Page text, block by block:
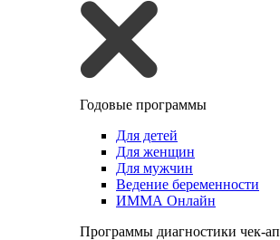
Годовые программы
Для детей
Для женщин
Для мужчин
Ведение беременности
ИММА Онлайн
Программы диагностики чек-ап